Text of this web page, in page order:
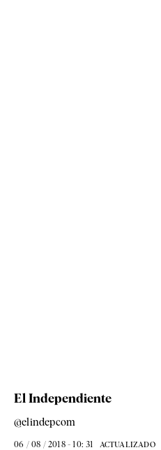
El Independiente
@elindepcom
06 / 08 / 2018 - 10: 31 ACTUALIZADO